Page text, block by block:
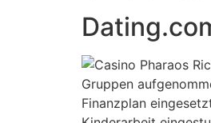
Gruppen
Finanzplan